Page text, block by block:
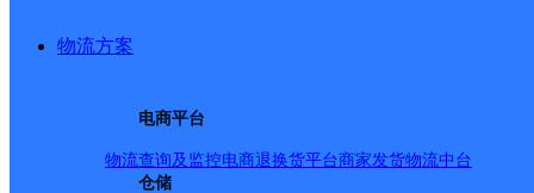
物流方案
电商平台
物流查询及监控电商退换货平台商家发货物流中台
仓储
所属快递：韵达速递
所属区域：福建省-泉州市-晋江市
网点地址：福建省泉州市晋江市磁灶镇印刷基地
网点负责人：